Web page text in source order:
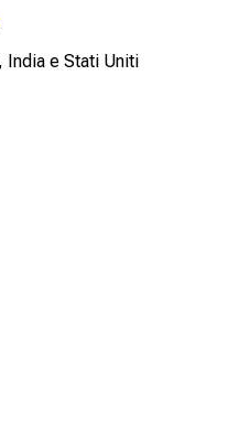
India e Stati Uniti